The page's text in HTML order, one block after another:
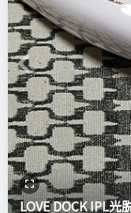
コメント（0 件）
果を高めたい人
・なかなか脱毛サロン
・脱毛通い終わって
したい人
比較したもの・こちらを
他社脱毛器と比較し
はもちろん、
家族で使える点やフ
エムテック
ケノン 家庭用脱毛器
リピート回数・頻度
半年
良いところ
自宅で簡単に気にな
照射レベルが４段階
せてレベルを選んで
って徐々に自分に合
います。使い心地は
んでした。膝や肘な
射しにくいです。
ランプの色が変わる
ので分かりやすいで
いと照射できないよ
と毎回この動作を繰
Previous
LOVE DOCK IPL光